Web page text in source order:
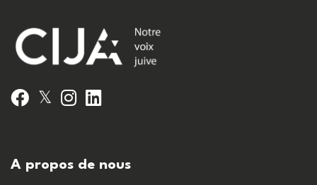
Facebook
𝕏 Instagram
A propos de nous